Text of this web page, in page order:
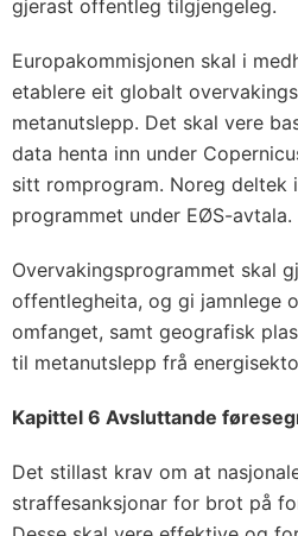
gjerast offentleg tilgjengeleg.
Europakommisjonen skal i
etablere eit globalt
metanutslepp. Det skal vere
data henta inn under
sitt romprogram. Noreg deltek
programmet under EØS-avtala.
Overvakingsprogrammet skal
offentlegheita, og gi jamnlege
omfanget, samt geografisk
til metanutslepp frå
Kapittel 6 Avsluttande
Det stillast krav om at
straffesanksjonar for brot på